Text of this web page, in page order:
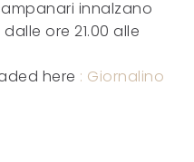
innalzano
ore 21.00 alle
here : Giornalino